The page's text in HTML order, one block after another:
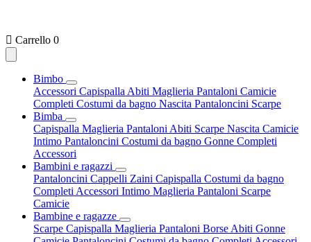
 Carrello 0
Bimbo
Accessori Capispalla Abiti Maglieria Pantaloni Camicie
Completi Costumi da bagno Nascita Pantaloncini Scarpe
Bimba
Capispalla Maglieria Pantaloni Abiti Scarpe Nascita Camicie
Intimo Pantaloncini Costumi da bagno Gonne Completi
Accessori
Bambini e ragazzi
Pantaloncini Cappelli Zaini Capispalla Costumi da bagno
Completi Accessori Intimo Maglieria Pantaloni Scarpe
Camicie
Bambine e ragazze
Scarpe Capispalla Maglieria Pantaloni Borse Abiti Gonne